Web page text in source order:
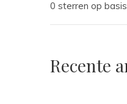
0 sterren op
Recente